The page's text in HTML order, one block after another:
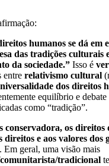
humanos se dá em
das tradições culturais
da sociedade.” Isso é
entre relativismo cultural
dos direitos
equilíbrio e debate
como “tradição”.
conservadora, os direitos
direitos e aos valores dos
. Em geral, uma visão mais
tradicional